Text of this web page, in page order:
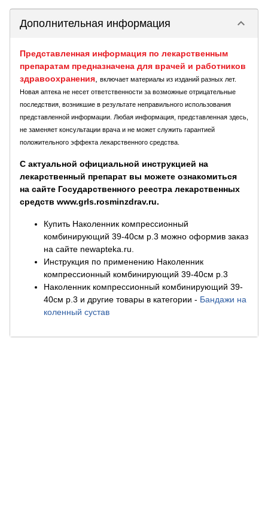
Дополнительная информация keyboard_arrow_down
Представленная информация по лекарственным
препаратам предназначена для врачей и работников
здравоохранения
включает материалы из изданий разных лет.
Новая аптека не несет ответственности за возможные отрицательные
последствия, возникшие в результате неправильного использования
представленной информации. Любая информация, представленная здесь,
не заменяет консультации врача и не может служить гарантией
положительного эффекта лекарственного средства.
С актуальной официальной инструкцией на
лекарственный препарат вы можете ознакомиться
на сайте Государственного реестра лекарственных
средств www.grls.rosminzdrav.ru.
Купить Наколенник компрессионный
комбинирующий 39-40см р.3 можно оформив заказ
на сайте newapteka.ru.
Инструкция по применению Наколенник
компрессионный комбинирующий 39-40см р.3
Наколенник компрессионный комбинирующий 39-
40см р.3 и другие товары в категории - Бандажи на
коленный сустав